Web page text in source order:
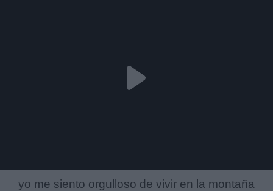
yo me siento orgulloso de vivir en la montaña